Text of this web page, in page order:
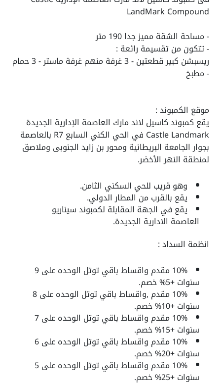
LandMark Compound
- مساحة الشقة مميز جدا 190 متر
- تتكون من تقسيمة رائعة :
ريسبشن كبير قطعتين - 3 غرفة منهم غرفة ماستر - 3 حمام
- مطبخ
موقع الكمبوند :
يقع كمبوند كاسيل لاند مارك العاصمة الإدارية الجديدة
Castle Landmark في الحي الكني السابع R7 بالعاصمة
بجوار الجامعة البريطانية ومحور بن زايد الجنوبى وملاصق
لمنطقة النهر الأخضر.
وهو قريب للحي السكني الثامن.
يقع بالقرب من المطار الدولي.
يقع في الجهة المقابلة لكمبوند سيناريو
العاصمة الادارية الجديدة.
انظمة السداد :
10%؜ مقدم واقساط باقي توتل الوحده على 9
سنوات +5%؜ خصم.
10%؜ مقدم ,واقساط باقي توتل الوحده على 8
سنوات +10%؜ خصم.
10% مقدم واقساط باقي توتل الوحده على 7
سنوات +15%؜ خصم.
10%؜ مقدم واقساط باقي توتل الوحده على 6
سنوات +20%؜ خصم.
10%؜ مقدم واقساط باقي توتل الوحده على 5
سنوات +25%؜ خصم.